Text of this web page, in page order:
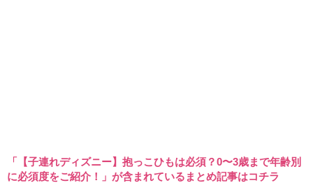
「【子連れディズニー】抱っこひもは必須？0〜3歳まで年齢別
に必須度をご紹介！」が含まれているまとめ記事はコチラ